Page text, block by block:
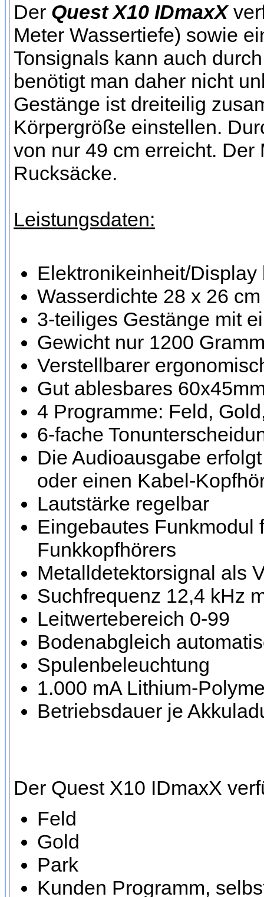
Der Quest X10 IDmaxX
Meter Wassertiefe) sowie
Tonsignals kann auch
benötigt man daher nicht
Gestänge ist dreiteilig
Körpergröße einstellen.
von nur 49 cm erreicht.
Rucksäcke.
Leistungsdaten:
Elektronikeinheit/
Wasserdichte 28 x 26
3-teiliges Gestänge mit
Gewicht nur 1200
Verstellbarer
Gut ablesbares
4 Programme: Feld,
6-fache
Die Audioausgabe
oder einen Kabel-
Lautstärke regelbar
Eingebautes Funkmodul
Funkkopfhörers
Metalldetektorsignal als
Suchfrequenz 12,4 kHz
Leitwertebereich 0-99
Bodenabgleich
Spulenbeleuchtung
1.000 mA Lithium-
Betriebsdauer je
Der Quest X10 IDmaxX
Feld
Gold
Park
Kunden Programm,